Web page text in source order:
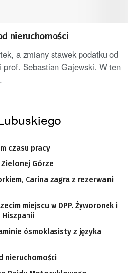
nieruchomości
a zmiany stawek podatku od
prof. Sebastian Gajewski. W ten
czasu pracy
Górze
Carina zagra z rezerwami
miejscu w DPP. Żyworonek i
Hiszpanii
ósmoklasisty z języka
nieruchomości